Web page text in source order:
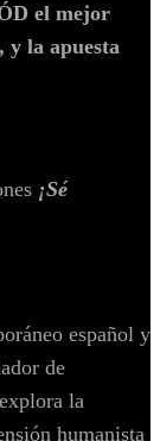
el mejor
y la apuesta
¡Sé
español y
de
la
humanista